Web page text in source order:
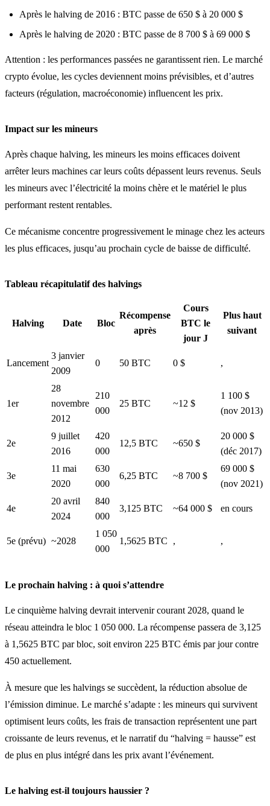
Après le halving de 2016 : BTC passe de 650 $ à 20 000 $
Après le halving de 2020 : BTC passe de 8 700 $ à 69 000 $
Attention : les performances passées ne garantissent rien. Le marché
crypto évolue, les cycles deviennent moins prévisibles, et d’autres
facteurs (régulation, macroéconomie) influencent les prix.
Impact sur les mineurs
Après chaque halving, les mineurs les moins efficaces doivent
arrêter leurs machines car leurs coûts dépassent leurs revenus. Seuls
les mineurs avec l’électricité la moins chère et le matériel le plus
performant restent rentables.
Ce mécanisme concentre progressivement le minage chez les acteurs
les plus efficaces, jusqu’au prochain cycle de baisse de difficulté.
Tableau récapitulatif des halvings
Halving Date Bloc
Récompense
après
Cours
BTC le
jour J
Plus haut
suivant
Lancement
3 janvier
2009
0 50 BTC 0 $ ,
1er
28
novembre
2012
210
000
25 BTC ~12 $
1 100 $
(nov 2013)
2e
9 juillet
2016
420
000
12,5 BTC ~650 $
20 000 $
(déc 2017)
3e
11 mai
2020
630
000
6,25 BTC ~8 700 $
69 000 $
(nov 2021)
4e
20 avril
2024
840
000
3,125 BTC ~64 000 $ en cours
5e (prévu) ~2028
1 050
000
1,5625 BTC , ,
Le prochain halving : à quoi s’attendre
Le cinquième halving devrait intervenir courant 2028, quand le
réseau atteindra le bloc 1 050 000. La récompense passera de 3,125
à 1,5625 BTC par bloc, soit environ 225 BTC émis par jour contre
450 actuellement.
À mesure que les halvings se succèdent, la réduction absolue de
l’émission diminue. Le marché s’adapte : les mineurs qui survivent
optimisent leurs coûts, les frais de transaction représentent une part
croissante de leurs revenus, et le narratif du “halving = hausse” est
de plus en plus intégré dans les prix avant l’événement.
Le halving est-il toujours haussier ?